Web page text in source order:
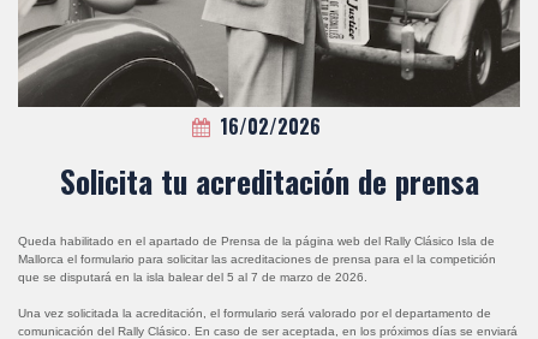
16/02/2026
Solicita tu acreditación de prensa
Queda habilitado en el apartado de Prensa de la página web del Rally Clásico Isla de
Mallorca el formulario para solicitar las acreditaciones de prensa para el la competición
que se disputará en la isla balear del 5 al 7 de marzo de 2026.
Una vez solicitada la acreditación, el formulario será valorado por el departamento de
comunicación del Rally Clásico. En caso de ser aceptada, en los próximos días se enviará